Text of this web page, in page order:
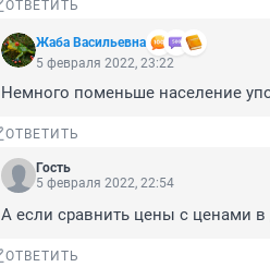
ОТВЕТИТЬ
Жаба Васильевна
5 февраля 2022, 23:22
Немного поменьше население
ОТВЕТИТЬ
Гость
5 февраля 2022, 22:54
А если сравнить цены с ценами в
ОТВЕТИТЬ